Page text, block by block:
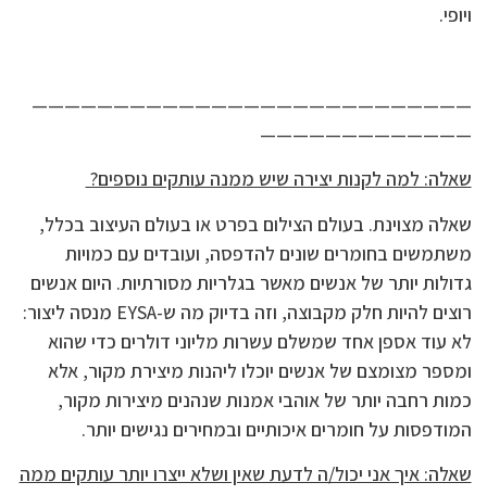
ויופי.
———————————————————————————
—————————————
שאלה: למה לקנות יצירה שיש ממנה עותקים נוספים?
שאלה מצוינת. בעולם הצילום בפרט או בעולם העיצוב בכלל,
משתמשים בחומרים שונים להדפסה, ועובדים עם כמויות
גדולות יותר של אנשים מאשר בגלריות מסורתיות. היום אנשים
רוצים להיות חלק מקבוצה, וזה בדיוק מה ש-EYSA מנסה ליצור:
לא עוד אספן אחד שמשלם עשרות מליוני דולרים כדי שהוא
ומספר מצומצם של אנשים יוכלו ליהנות מיצירת מקור, אלא
כמות רחבה יותר של אוהבי אמנות שנהנים מיצירות מקור,
המודפסות על חומרים איכותיים ובמחירים נגישים יותר.
שאלה: איך אני יכול/ה לדעת שאין ושלא ייצרו יותר עותקים ממה